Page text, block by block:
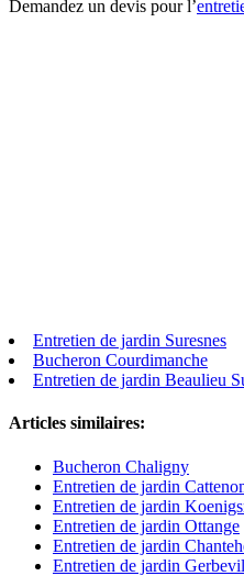
Demandez un devis pour l’
Entretien de jardin Suresnes
Bucheron Courdimanche
Entretien de jardin Beaulieu
Articles similaires:
Bucheron Chaligny
Entretien de jardin
Entretien de jardin
Entretien de jardin Ottange
Entretien de jardin
Entretien de jardin